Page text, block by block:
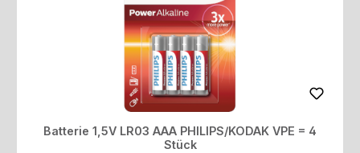
Batterie 1,5V LR03 AAA PHILIPS/KODAK VPE = 4
Stück